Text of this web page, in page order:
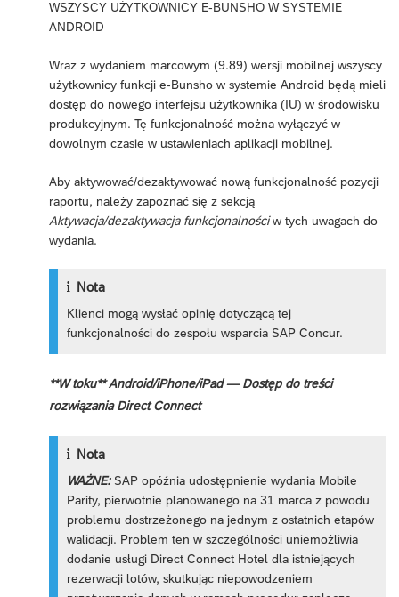
WSZYSCY UŻYTKOWNICY E-BUNSHO W SYSTEMIE
ANDROID
Wraz z wydaniem marcowym (9.89) wersji mobilnej wszyscy
użytkownicy funkcji e-Bunsho w systemie Android będą mieli
dostęp do nowego interfejsu użytkownika (IU) w środowisku
produkcyjnym. Tę funkcjonalność można wyłączyć w
dowolnym czasie w ustawieniach aplikacji mobilnej.
Aby aktywować/dezaktywować nową funkcjonalność pozycji
raportu, należy zapoznać się z sekcją
Aktywacja/dezaktywacja funkcjonalnościw tych uwagach do
wydania.
Nota
Klienci mogą wysłać opinię dotyczącą tej
funkcjonalności do zespołu wsparcia SAP Concur.
**W toku** Android/iPhone/iPad — Dostęp do treści
rozwiązania Direct Connect
Nota
WAŻNE:SAP opóźnia udostępnienie wydania Mobile
Parity, pierwotnie planowanego na 31 marca z powodu
problemu dostrzeżonego na jednym z ostatnich etapów
walidacji. Problem ten w szczególności uniemożliwia
dodanie usługi Direct Connect Hotel dla istniejących
rezerwacji lotów, skutkując niepowodzeniem